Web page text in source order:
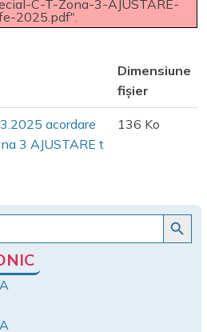
C-T-Zona-3-AJUSTARE-
2025.pdf".
Dimensiune
fișier
acordare
3 AJUSTARE t
136 Ko
Search Button